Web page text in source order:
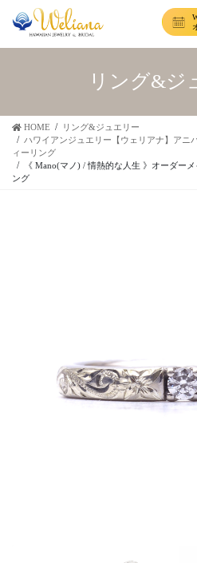
リング&ジ
HOME
リング&ジュエリー
ハワイアンジュエリー【ウェリアナ】アニ
ィーリング
《 Mano(マノ) / 情熱的な人生 》オーダー
ング